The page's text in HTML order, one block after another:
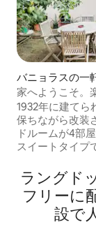
バニョラスの一
家へようこそ。
場所です
1932年に建てら
保ちながら改装
ドルームが4部
スイートタイプ
れ、日当たり
います。 家の空間の詳細と特徴、および
エリアで行う
は、インスタ
@_casaalba_ ゲストは、リビング、ダイ
ラングド
フリーに
設で